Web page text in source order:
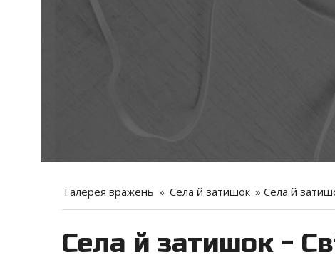
Галерея вражень » Села й затишок » Села й
Села й затишок -